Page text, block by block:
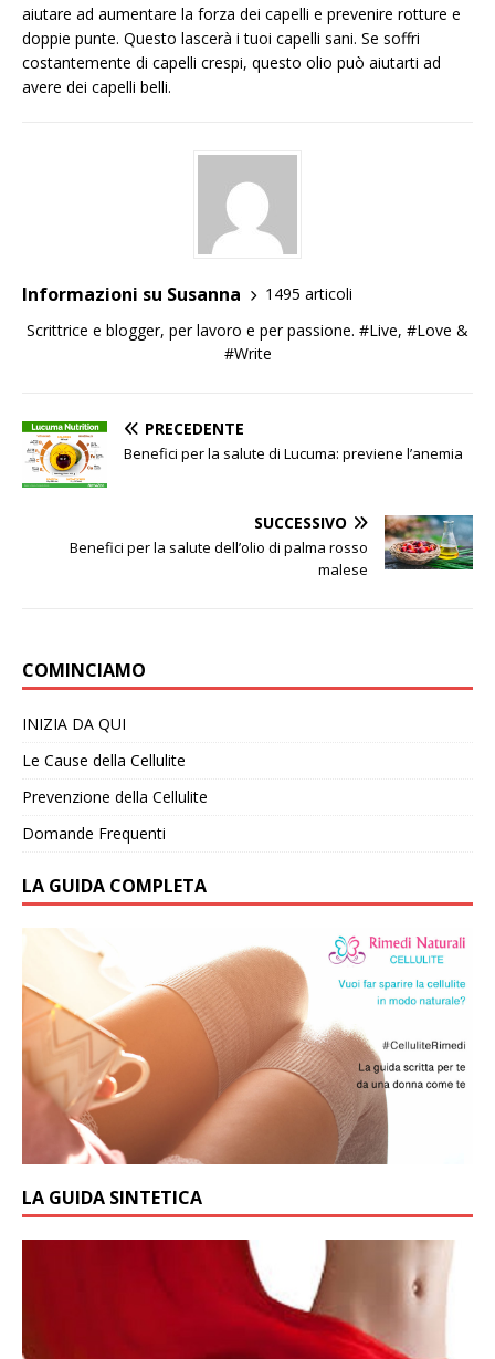
aiutare ad aumentare la forza dei capelli e prevenire rotture e
doppie punte. Questo lascerà i tuoi capelli sani. Se soffri
costantemente di capelli crespi, questo olio può aiutarti ad
avere dei capelli belli.
Informazioni su Susanna
1495 articoli
Scrittrice e blogger, per lavoro e per passione. #Live, #Love &
#Write
PRECEDENTE
Benefici per la salute di Lucuma: previene l’anemia
SUCCESSIVO
Benefici per la salute dell’olio di palma rosso
malese
COMINCIAMO
INIZIA DA QUI
Le Cause della Cellulite
Prevenzione della Cellulite
Domande Frequenti
LA GUIDA COMPLETA
LA GUIDA SINTETICA